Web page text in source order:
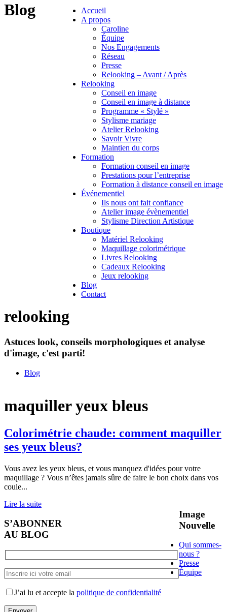
Accueil
A propos
Caroline
Équipe
Nos Engagements
Réseau
Presse
Relooking – Avant / Après
Relooking
Conseil en image
Conseil en image à distance
Programme « Stylé »
Stylisme mariage
Atelier Relooking
Savoir Vivre
Maintien du corps
Formation
Formation conseil en image
Prestations pour l’entreprise
Formation à distance conseil en image
Événementiel
Ils nous ont fait confiance
Atelier image évènementiel
Stylisme Direction Artistique
Boutique
Matériel Relooking
Maquillage colorimétrique
Livres Relooking
Cadeaux Relooking
Jeux relooking
Blog
Contact
Blog
relooking
Astuces look, conseils morphologiques et analyse
d'image, c'est parti!
Blog
maquiller yeux bleus
Colorimétrie chaude: comment maquiller
ses yeux bleus?
Vous avez les yeux bleus, et vous manquez d'idées pour votre
maquillage ? Vous n’êtes jamais sûre de faire le bon choix dans vos
coule...
Lire la suite
S’ABONNER
AU BLOG
J’ai lu et accepte la politique de confidentialité
Image
Nouvelle
Qui sommes-
nous ?
Presse
Équipe